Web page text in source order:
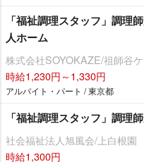
「福祉調理スタッフ」調理
人ホーム
株式会社SOYOKAZE/祖師谷
時給1,230円～1,330円
アルバイト・パート / 東京都
「福祉調理スタッフ」調理
社会福祉法人旭風会/上白根園
時給1,300円